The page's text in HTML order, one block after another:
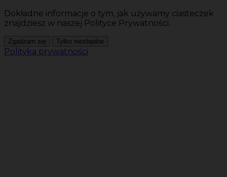
Dokładne informacje o tym, jak używamy ciasteczek
znajdziesz w naszej Polityce Prywatności.
Zgadzam się Tylko niezbędne
Polityka prywatności